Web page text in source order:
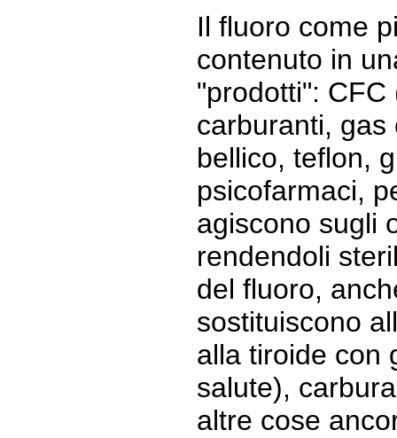
Il fluoro come
contenuto in
"prodotti":
carburanti, gas
bellico, teflon,
psicofarmaci,
agiscono sugli
rendendoli
del fluoro,
sostituiscono
alla tiroide con
salute),
altre cose